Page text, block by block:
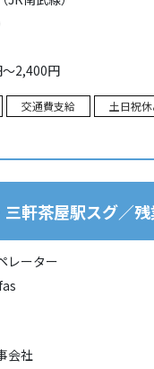
2,400円
交通費支給 土日祝
軒茶屋駅スグ／残
レーター
会社